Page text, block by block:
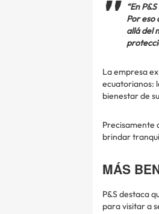
“En
Por eso
allá del
La empresa
ecuatorianos:
bienestar de
Precisamente
brindar
MÁS
P&S destaca
para visitar a